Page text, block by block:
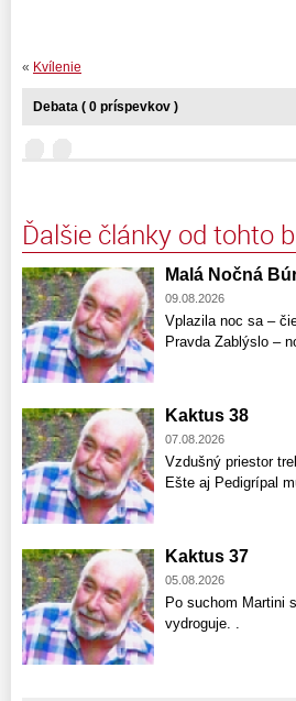
« Kvílenie
Debata ( 0 príspevkov )
Ďalšie články od tohto
Malá Nočná
09.08.2026
Vplazila noc sa –
Pravda Zablýslo –
Kaktus 38
07.08.2026
Vzdušný priestor
Ešte aj Pedigrípal
Kaktus 37
05.08.2026
Po suchom Martini
vydroguje. .